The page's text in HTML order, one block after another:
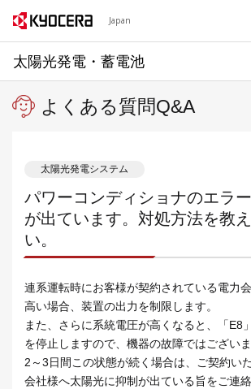
Japan
太陽光発電・蓄電池
よくある質問Q&A
太陽光発電システム
パワーコンディショナのエラ
が出ています。対処方法を教
い。
連系運転時にお客様が契約されている電力
高い場合、装置の出力を制限します。
また、さらに系統電圧が高くなると、「E8
を停止しますので、機器の故障ではございま
2～3日間この状態が続く場合は、ご契約い
会社様へ太陽光に抑制が出ている旨をご連